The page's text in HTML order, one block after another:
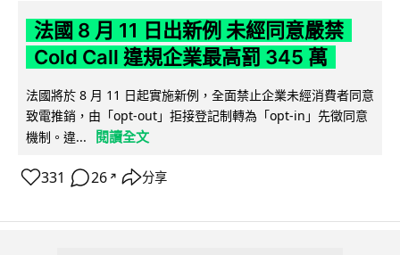
法國 8 月 11 日出新例 未經同意嚴禁
Cold Call 違規企業最高罰 345 萬
法國將於 8 月 11 日起實施新例，全面禁止企業未經消費者同意
致電推銷，由「opt-out」拒接登記制轉為「opt-in」先徵同意
機制。違...
閱讀全文
331 26 ↗ 分享